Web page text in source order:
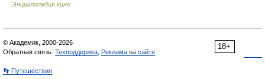
Энциклопедия кино
18+
© Академик, 2000-2026
Обратная связь: Техподдержка Реклама на сайте
👣 Путешествия